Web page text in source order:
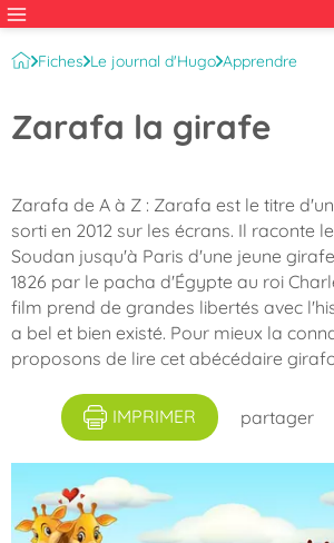
Fiches Le journal d'Hugo Apprendre
Zarafa la girafe
Zarafa de A à Z : Zarafa est le titre
sorti en 2012 sur les écrans. Il raconte
Soudan jusqu'à Paris d'une jeune
1826 par le pacha d'Égypte au roi
film prend de grandes libertés avec
a bel et bien existé. Pour mieux la
proposons de lire cet abécédaire
IMPRIMER partager